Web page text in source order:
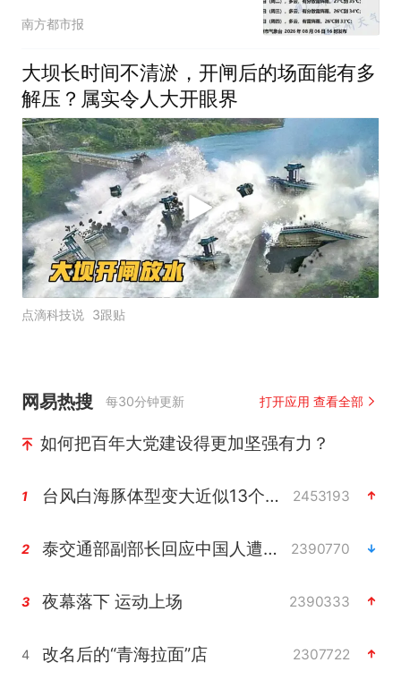
南方都市报
大坝长时间不清淤，开闸后的场面能有多
解压？属实令人大开眼界
点滴科技说 3跟贴
网易热搜 每30分钟更新 打开应用 查看全部
如何把百年大党建设得更加坚强有力？
1 台风白海豚体型变大近似13个浙江面积 2453193
2 泰交通部副部长回应中国人遭歧视手势 2390770
3 夜幕落下 运动上场 2390333
4 改名后的“青海拉面”店 2307722